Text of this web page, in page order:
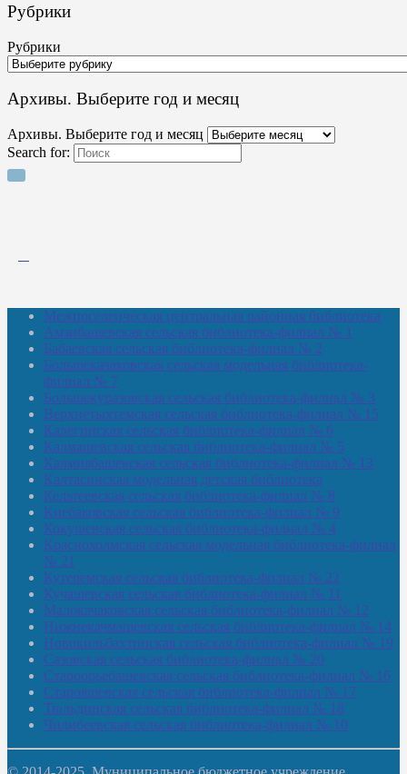
Рубрики
Рубрики
Архивы. Выберите год и месяц
Архивы. Выберите год и месяц
Search for:
Межпоселенческая центральная районная библиотека
Амзибашевская сельская библиотека-филиал № 1
Бабаевская сельская библиотека-филиал № 2
Большекачаковская сельская модельная библиотека-
филиал № 7
Большекуразовская сельская библиотека-филиал № 3
Верхнетыхтемская сельская библиотека-филиал № 15
Калегинская сельская библиотека-филиал № 6
Калмашевская сельская библиотека-филиал № 5
Калмиябашевская сельская библиотека-филиал № 13
Калтасинская модельная детская библиотека
Кельтеевская сельская библиотека-филиал № 8
Киебаковская сельская библиотека-филиал № 9
Кокушевская сельская библиотека-филиал № 4
Краснохолмская сельская модельная библиотека-филиал
№ 21
Кутеремская сельская библиотека-филиал № 22
Кучашевская сельская библиотека-филиал № 11
Малокачаковская сельская библиотека-филиал № 12
Нижнекачмашевская сельская библиотека-филиал № 14
Новокильбахтинская сельская библиотека-филиал № 19
Сазовская сельская библиотека-филиал № 20
Староорьебашевская сельская библиотека-филиал № 16
Старояшевская сельская библиотека-филиал № 17
Тюльдинская сельская библиотека-филиал № 18
Чилибеевская сельская библиотека-филиал № 10